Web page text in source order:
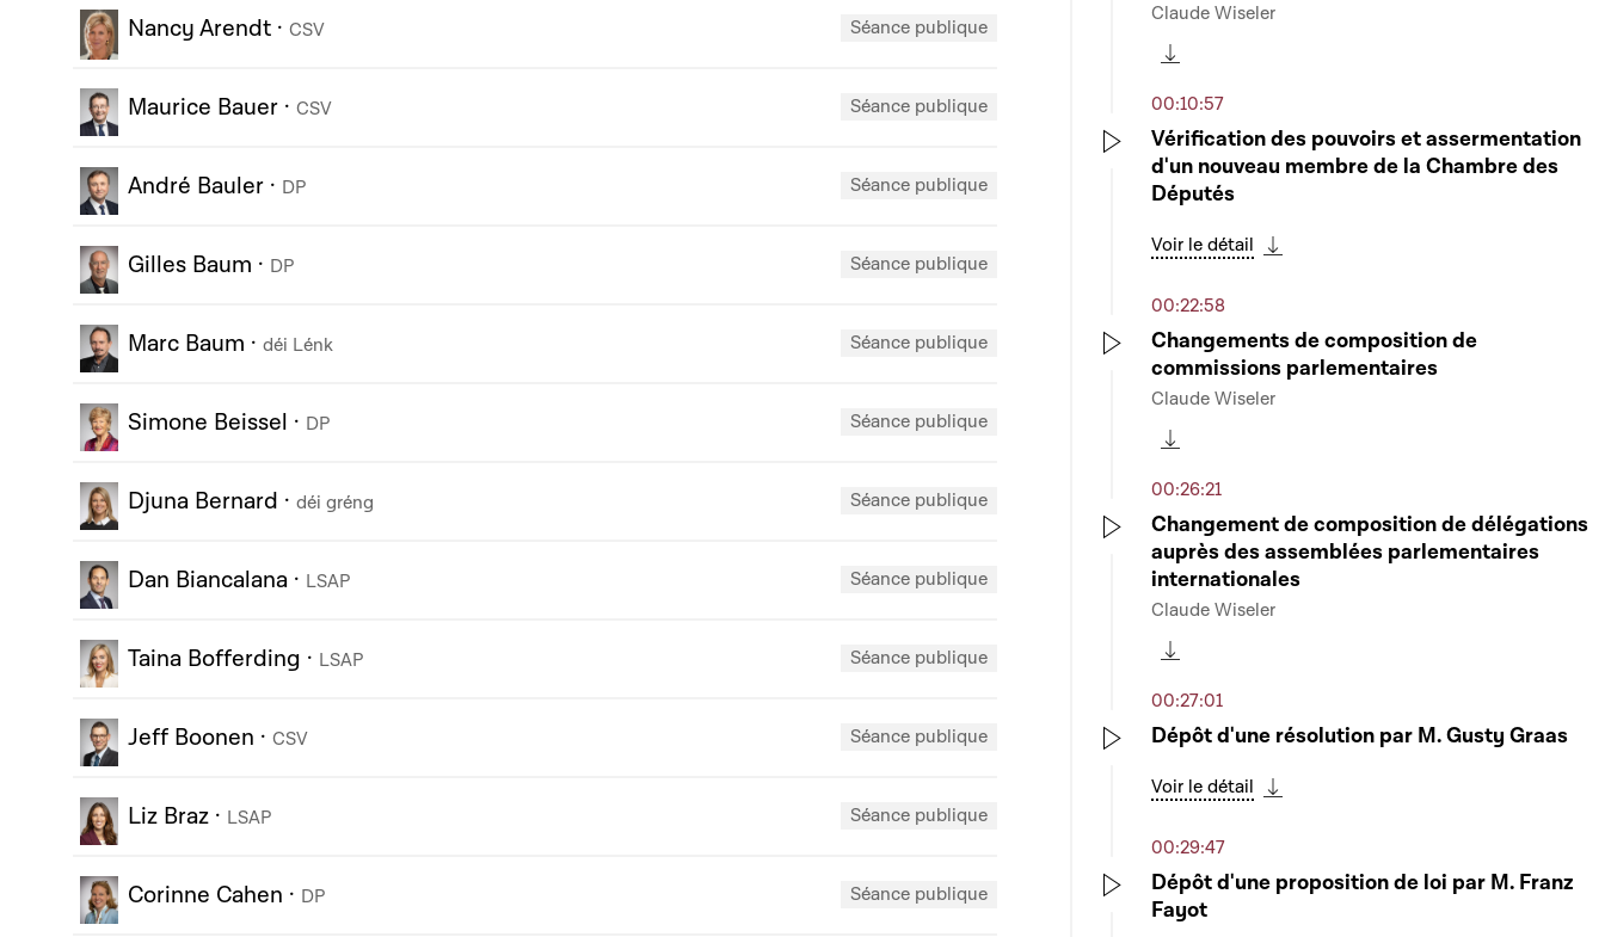
Nancy Arendt · CSV Séance publique
Maurice Bauer · CSV Séance publique
André Bauler · DP Séance publique
Gilles Baum · DP Séance publique
Marc Baum · déi Lénk Séance publique
Simone Beissel · DP Séance publique
Djuna Bernard · déi gréng Séance publique
Dan Biancalana · LSAP Séance publique
Taina Bofferding · LSAP Séance publique
Jeff Boonen · CSV Séance publique
Liz Braz · LSAP Séance publique
Corinne Cahen · DP Séance publique
Claude Wiseler
00:10:57
Vérification des pouvoirs et assermentation
d'un nouveau membre de la Chambre des
Députés
Voir le détail
Play
00:22:58
Changements de composition de
commissions parlementaires
Claude Wiseler
00:26:21
Changement de composition de délégations
auprès des assemblées parlementaires
internationales
Claude Wiseler
Play
00:27:01
Dépôt d'une résolution par M. Gusty Graas
Voir le détail
Play
00:29:47
Dépôt d'une proposition de loi par M. Franz
Fayot
Play